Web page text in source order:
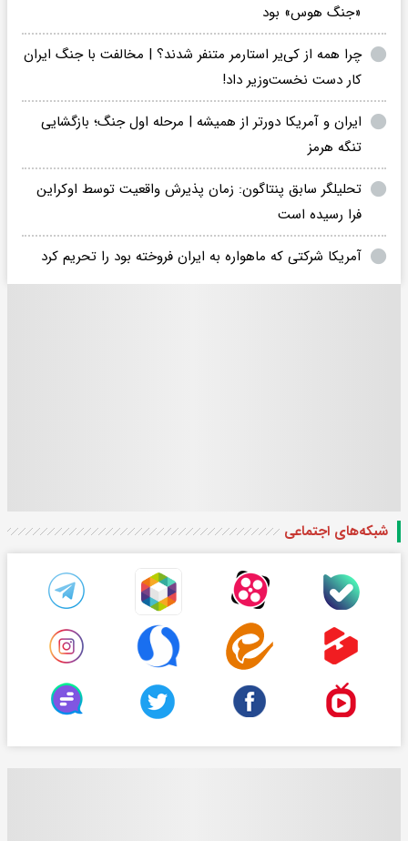
«جنگ هوس» بود
چرا همه از کی‌یر استارمر متنفر شدند؟ | مخالفت با جنگ ایران
کار دست نخست‌وزیر داد!
ایران و آمریکا دورتر از همیشه | مرحله اول جنگ؛ بازگشایی
تنگه هرمز
تحلیلگر سابق پنتاگون: زمان پذیرش واقعیت توسط اوکراین
فرا رسیده است
آمریکا شرکتی که ماهواره به ایران فروخته بود را تحریم کرد
شبکه‌های اجتماعی